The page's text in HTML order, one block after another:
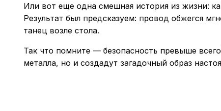
Или вот еще одна смешная история из жизни:
Результат был предсказуем: провод обжегся
танец возле стола.
Так что помните — безопасность превыше
металла, но и создадут загадочный образ